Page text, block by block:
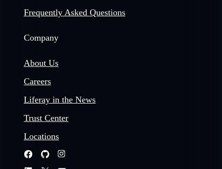
Frequently Asked Questions
Company
About Us
Careers
Liferay in the News
Trust Center
Locations